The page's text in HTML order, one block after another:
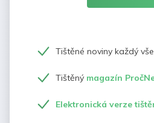
Tištěné noviny každý
Tištěný magazín
Elektronická verze